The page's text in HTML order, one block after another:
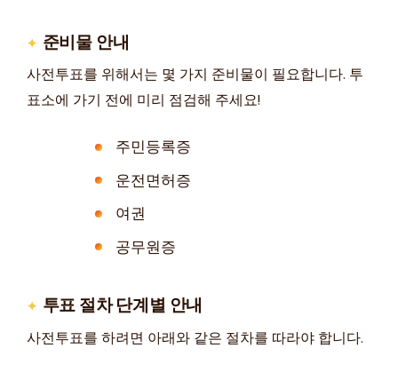
준비물 안내
사전투표를 위해서는 몇 가지 준비물이 필요합니다. 투
표소에 가기 전에 미리 점검해 주세요!
주민등록증
운전면허증
여권
공무원증
투표 절차 단계별 안내
사전투표를 하려면 아래와 같은 절차를 따라야 합니다.